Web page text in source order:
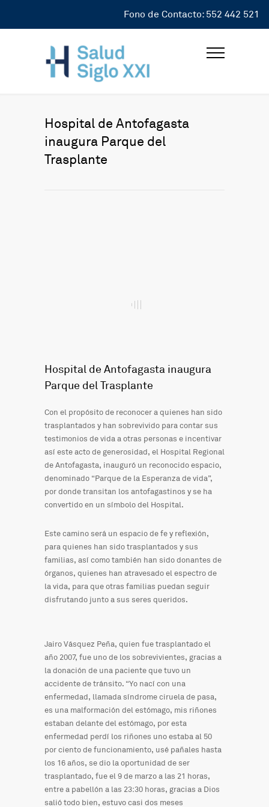
Fono de Contacto: 552 442 521
Hospital de Antofagasta
inaugura Parque del
Trasplante
Hospital de Antofagasta inaugura
Parque del Trasplante
Con el propósito de reconocer a quienes han sido
trasplantados y han sobrevivido para contar sus
testimonios de vida a otras personas e incentivar
así este acto de generosidad, el Hospital Regional
de Antofagasta, inauguró un reconocido espacio,
denominado “Parque de la Esperanza de vida”,
por donde transitan los antofagastinos y se ha
convertido en un símbolo del Hospital.
Este camino será un espacio de fe y reflexión,
para quienes han sido trasplantados y sus
familias, así como también han sido donantes de
órganos, quienes han atravesado el espectro de
la vida, para que otras familias puedan seguir
disfrutando junto a sus seres queridos.
Jairo Vásquez Peña, quien fue trasplantado el
año 2007, fue uno de los sobrevivientes, gracias a
la donación de una paciente que tuvo un
accidente de tránsito. “Yo nací con una
enfermedad, llamada síndrome ciruela de pasa,
es una malformación del estómago, mis riñones
estaban delante del estómago, por esta
enfermedad perdí los riñones uno estaba al 50
por ciento de funcionamiento, usé pañales hasta
los 16 años, se dio la oportunidad de ser
trasplantado, fue el 9 de marzo a las 21 horas,
entre a pabellón a las 23:30 horas, gracias a Dios
salió todo bien, estuvo casi dos meses